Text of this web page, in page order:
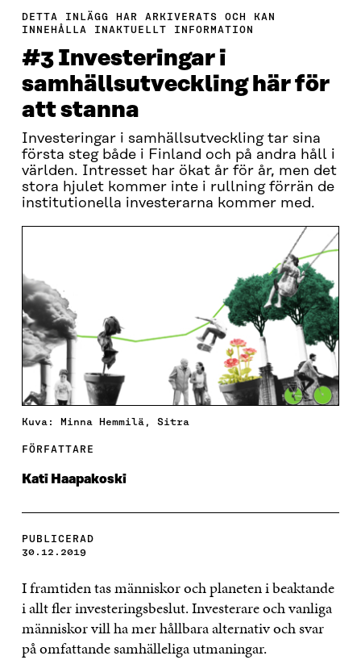
DETTA INLÄGG HAR ARKIVERATS OCH KAN
INNEHÅLLA INAKTUELLT INFORMATION
#3 Investeringar i
samhällsutveckling här för
att stanna
Investeringar i samhällsutveckling tar sina
första steg både i Finland och på andra håll i
världen. Intresset har ökat år för år, men det
stora hjulet kommer inte i rullning förrän de
institutionella investerarna kommer med.
Kuva: Minna Hemmilä, Sitra
FÖRFATTARE
Kati Haapakoski
PUBLICERAD
30.12.2019
I framtiden tas människor och planeten i beaktande
i allt fler investeringsbeslut. Investerare och vanliga
människor vill ha mer hållbara alternativ och svar
på omfattande samhälleliga utmaningar.